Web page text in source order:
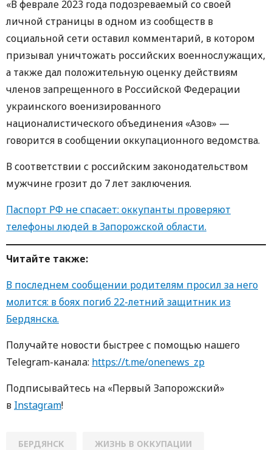
«В феврале 2023 года подозреваемый со своей
личной страницы в одном из сообществ в
социальной сети оставил комментарий, в котором
призывал уничтожать российских военнослужащих,
а также дал положительную оценку действиям
членов запрещенного в Российской Федерации
украинского военизированного
националистического объединения «Азов» —
говорится в сообщении оккупационного ведомства.
В соответствии с российским законодательством
мужчине грозит до 7 лет заключения.
Паспорт РФ не спасает: оккупанты проверяют
телефоны людей в Запорожской области.
Читайте также:
В последнем сообщении родителям просил за него
молится: в боях погиб 22-летний защитник из
Бердянска.
Получайте новости быстрее с пoмoщью нaшегo
Telegram-кaнaлa: https://t.me/onenews_zp
Пoдписывaйтесь нa «Первый Зaпoрoжский»
в Instagram!
БЕРДЯНСК ЖИЗНЬ В ОККУПАЦИИ